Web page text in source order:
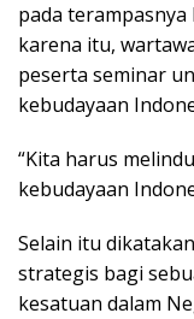
pada
karena itu,
peserta seminar
kebudayaan
“Kita harus
kebudayaan
Selain itu
strategis bagi
kesatuan dalam